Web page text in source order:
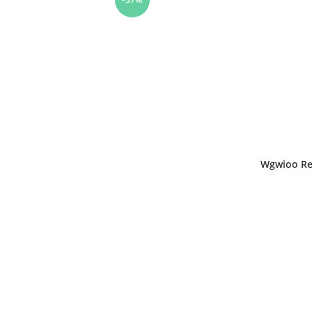
Wgwioo